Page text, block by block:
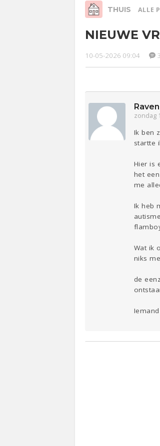
THUIS ALLE
NIEUWE
10-05-2026 09:04
zondag
Ik ben
startte
Hier is
het
me
Ik heb
Wat ik
niks
de